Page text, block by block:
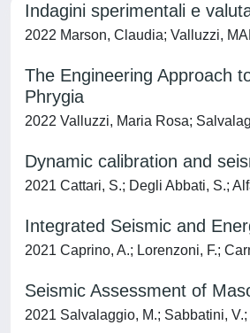
Indagini sperimentali e
2022 Marson, Claudia; Valluzzi,
The Engineering Approach
Phrygia
2022 Valluzzi, Maria Rosa;
Dynamic calibration and
2021 Cattari, S.; Degli Abbati, S.;
Integrated Seismic and
2021 Caprino, A.; Lorenzoni, F.;
Seismic Assessment of
2021 Salvalaggio, M.; Sabbatini,